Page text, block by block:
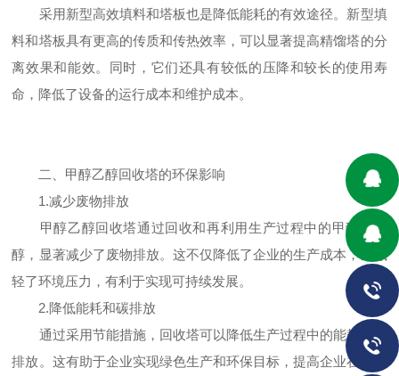
采用新型高效填料和塔板也是降低能耗的有效途径。新型填
料和塔板具有更高的传质和传热效率，可以显著提高精馏塔的分
离效果和能效。同时，它们还具有较低的压降和较长的使用寿
命，降低了设备的运行成本和维护成本。
二、甲醇乙醇回收塔的环保影响
1.减少废物排放
甲醇乙醇回收塔通过回收和再利用生产过程中的甲醇和乙
醇，显著减少了废物排放。这不仅降低了企业的生产成本，还减
轻了环境压力，有利于实现可持续发展。
2.降低能耗和碳排放
通过采用节能措施，回收塔可以降低生产过程中的能耗和碳
排放。这有助于企业实现绿色生产和环保目标，提高企业在市场